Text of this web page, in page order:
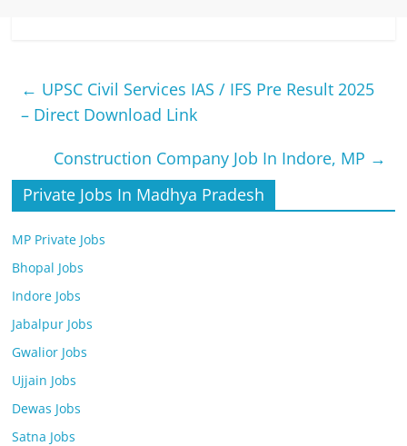
← UPSC Civil Services IAS / IFS Pre Result 2025
– Direct Download Link
Construction Company Job In Indore, MP →
Private Jobs In Madhya Pradesh
MP Private Jobs
Bhopal Jobs
Indore Jobs
Jabalpur Jobs
Gwalior Jobs
Ujjain Jobs
Dewas Jobs
Satna Jobs